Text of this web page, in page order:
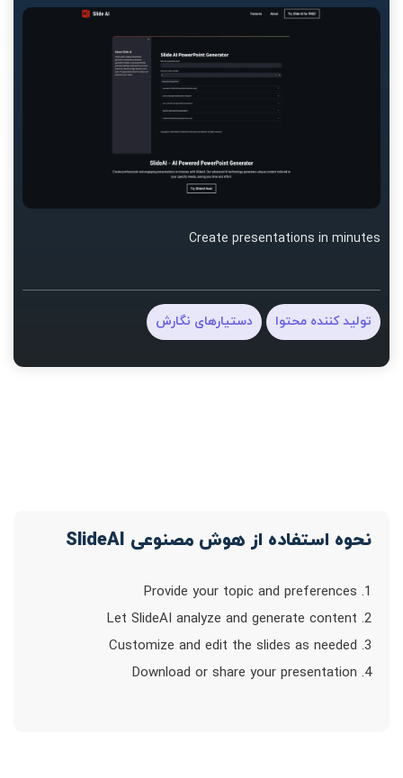
Create presentations in minutes
تولید کننده محتوا دستیارهای نگارش
نحوه استفاده از هوش مصنوعی SlideAI
1. Provide your topic and preferences
2. Let SlideAI analyze and generate content
3. Customize and edit the slides as needed
4. Download or share your presentation